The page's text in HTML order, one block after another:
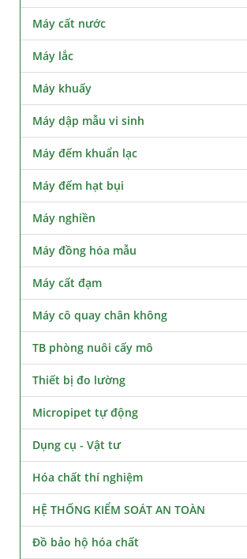
Máy cất nước
Máy lắc
Máy khuấy
Máy dập mẫu vi sinh
Máy đếm khuẩn lạc
Máy đếm hạt bụi
Máy nghiền
Máy đồng hóa mẫu
Máy cất đạm
Máy cô quay chân không
TB phòng nuôi cấy mô
Thiết bị đo lường
Micropipet tự động
Dụng cụ - Vật tư
Hóa chất thí nghiệm
HỆ THỐNG KIỂM SOÁT AN TOÀN
Đồ bảo hộ hóa chất